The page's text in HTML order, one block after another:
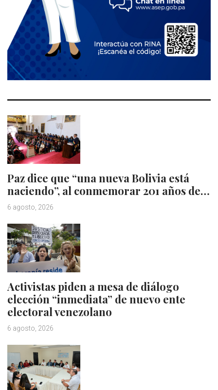
Paz dice que “una nueva Bolivia está
naciendo”, al conmemorar 201 años de…
6 agosto, 2026
Activistas piden a mesa de diálogo
elección “inmediata” de nuevo ente
electoral venezolano
6 agosto, 2026